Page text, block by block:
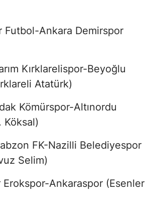
Futbol-Ankara Demirspor
Kırklarelispor-Beyoğlu
Atatürk)
Kömürspor-Altınordu
Köksal)
FK-Nazilli Belediyespor
Selim)
Erokspor-Ankaraspor (Esenler